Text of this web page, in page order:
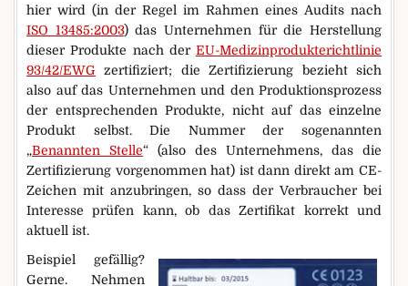
hier wird (in der Regel im Rahmen eines Audits nach
ISO 13485:2003) das Unternehmen für die Herstellung
dieser Produkte nach der EU-Medizinprodukterichtlinie
93/42/EWG zertifiziert; die Zertifizierung bezieht sich
also auf das Unternehmen und den Produktionsprozess
der entsprechenden Produkte, nicht auf das einzelne
Produkt selbst. Die Nummer der sogenannten
„Benannten Stelle“ (also des Unternehmens, das die
Zertifizierung vorgenommen hat) ist dann direkt am CE-
Zeichen mit anzubringen, so dass der Verbraucher bei
Interesse prüfen kann, ob das Zertifikat korrekt und
aktuell ist.
Beispiel gefällig?
Gerne. Nehmen